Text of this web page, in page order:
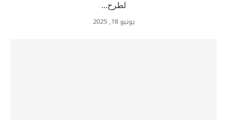
لطرح...
يونيو 18, 2025